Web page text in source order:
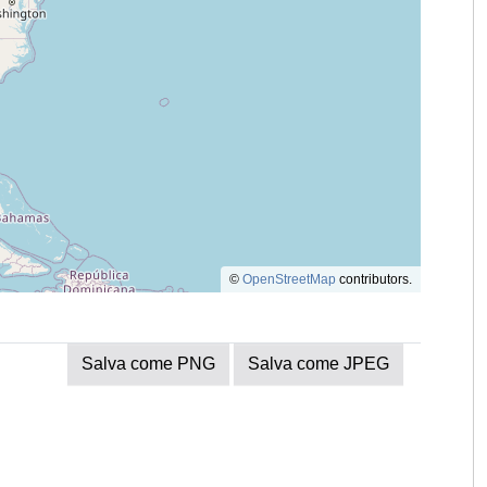
© OpenStreetMap contributors.
Salva come PNG Salva come JPEG